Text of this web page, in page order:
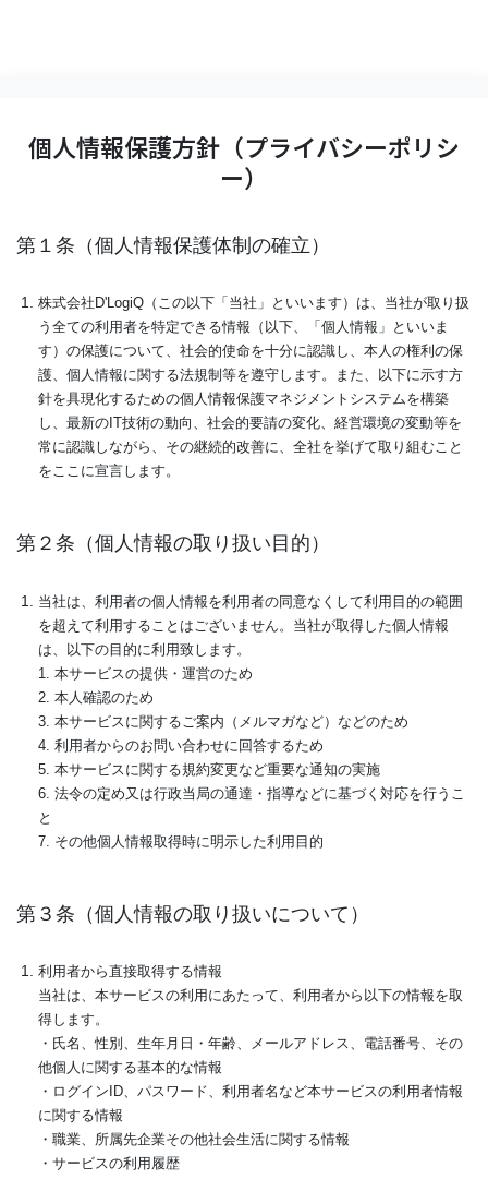
個人情報保護方針（プライバシーポリシ
ー）
第１条（個人情報保護体制の確立）
株式会社D'LogiQ（この以下「当社」といいます）は、当社が取り扱
う全ての利用者を特定できる情報（以下、「個人情報」といいま
す）の保護について、社会的使命を十分に認識し、本人の権利の保
護、個人情報に関する法規制等を遵守します。また、以下に示す方
針を具現化するための個人情報保護マネジメントシステムを構築
し、最新のIT技術の動向、社会的要請の変化、経営環境の変動等を
常に認識しながら、その継続的改善に、全社を挙げて取り組むこと
をここに宣言します。
第２条（個人情報の取り扱い目的）
当社は、利用者の個人情報を利用者の同意なくして利用目的の範囲
を超えて利用することはございません。当社が取得した個人情報
は、以下の目的に利用致します。
1. 本サービスの提供・運営のため
2. 本人確認のため
3. 本サービスに関するご案内（メルマガなど）などのため
4. 利用者からのお問い合わせに回答するため
5. 本サービスに関する規約変更など重要な通知の実施
6. 法令の定め又は行政当局の通達・指導などに基づく対応を行うこ
と
7. その他個人情報取得時に明示した利用目的
第３条（個人情報の取り扱いについて）
利用者から直接取得する情報
当社は、本サービスの利用にあたって、利用者から以下の情報を取
得します。
・氏名、性別、生年月日・年齢、メールアドレス、電話番号、その
他個人に関する基本的な情報
・ログインID、パスワード、利用者名など本サービスの利用者情報
に関する情報
・職業、所属先企業その他社会生活に関する情報
・サービスの利用履歴